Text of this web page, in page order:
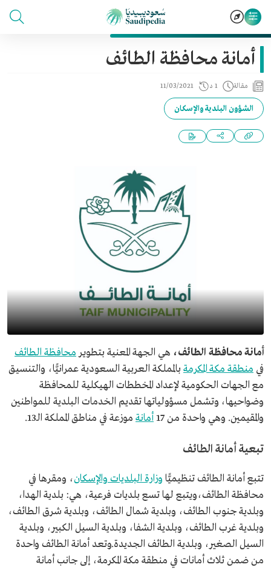
أمانة محافظة الطائف
مقالة 1 د 11/03/2021
الشؤون البلدية والإسكان
أمانة محافظة الطائف، هي الجهة المعنية بتطوير محافظة الطائف
في منطقة مكة المكرمة بالمملكة العربية السعودية عمرانيًّا، والتنسيق
مع الجهات الحكومية لإعداد المخططات الهيكلية للمحافظة
وضواحيها، وتشمل مسؤولياتها تقديم الخدمات البلدية للمواطنين
والمقيمين. وهي واحدة من 17
أمانة موزعة في مناطق المملكة الـ13.
تبعية أمانة الطائف
تتبع أمانة الطائف تنظيميًّا وزارة البلديات والإسكان، ومقرها في
محافظة الطائف،ويتبع لها تسع بلديات فرعية، هي: بلدية الهدا،
وبلدية جنوب الطائف، وبلدية شمال الطائف، وبلدية شرق الطائف،
وبلدية غرب الطائف، وبلدية الشفا، وبلدية السيل الكبير، وبلدية
السيل الصغير، وبلدية الطائف الجديدة.وتعد أمانة الطائف واحدة
من ضمن ثلاث أمانات في منطقة مكة المكرمة، إلى جانب أمانة